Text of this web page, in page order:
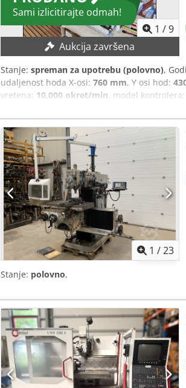
Sami izlicitirajte odmah!
1 /9
Aukcija završena
Stanje: spreman za upotrebu (polovno),
udaljenost hoda X-osi: 760 mm, Y osi hod:
vretena: 10.000 okret/min, model kontrolera:
1 /23
Stanje: polovno,